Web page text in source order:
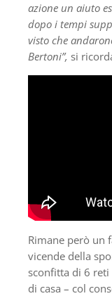
azione un aiuto
dopo i tempi
visto che
Bertoni”, si
Rimane però un
vicende della
sconfitta di 6
di casa – col